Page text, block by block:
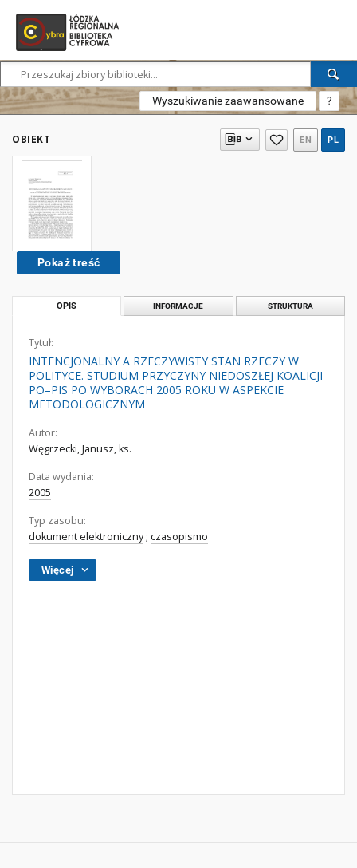
Wyszukiwanie zaawansowane ?
OBIEKT EN PL
Pokaż treść
OPIS INFORMACJE STRUKTURA
Tytuł:
INTENCJONALNY A RZECZYWISTY STAN RZECZY W
POLITYCE. STUDIUM PRZYCZYNY NIEDOSZŁEJ KOALICJI
PO–PIS PO WYBORACH 2005 ROKU W ASPEKCIE
METODOLOGICZNYM
Autor:
Węgrzecki, Janusz, ks.
Data wydania:
2005
Typ zasobu:
dokument elektroniczny; czasopismo
Więcej